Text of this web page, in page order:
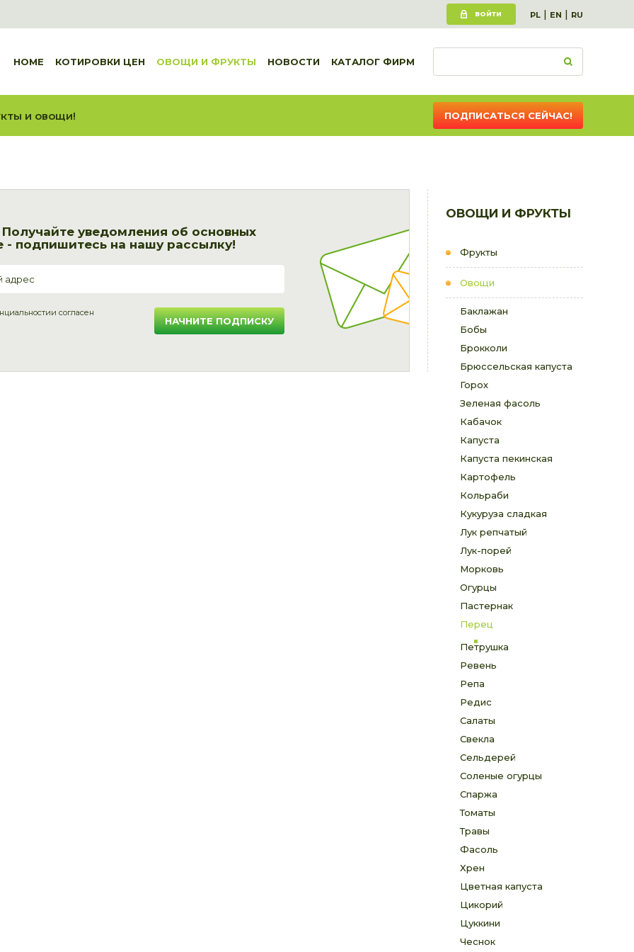
ВОЙТИ PL | EN | RU
HOME КОТИРОВКИ ЦЕН ОВОЩИ И ФРУКТЫ НОВОСТИ КАТАЛОГ ФИРМ
и овощи! ПОДПИСАТЬСЯ СЕЙЧАС!
ОВОЩИ И ФРУКТЫ
Фрукты
Овощи
Баклажан
Бобы
Брокколи
Брюссельская капуста
Горох
Зеленая фасоль
Кабачок
Капуста
Капуста пекинская
Картофель
Кольраби
Кукуруза сладкая
Лук репчатый
Лук-порей
Морковь
Огурцы
Пастернак
Перец
Петрушка
Ревень
Репа
Редис
Салаты
Свекла
Сельдерей
Соленые огурцы
Спаржа
Томаты
Травы
Фасоль
Хрен
Цветная капуста
Цикорий
Цуккини
Чеснок
уведомления об основных
- подпишитесь на нашу рассылку!
и согласен
НАЧНИТЕ ПОДПИСКУ